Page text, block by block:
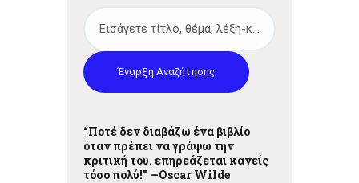
Έναρξη Αναζήτησης
“Ποτέ δεν διαβάζω ένα βιβλίο
όταν πρέπει να γράψω την
κριτική του. επηρεάζεται κανείς
τόσο πολύ!” —Oscar Wilde